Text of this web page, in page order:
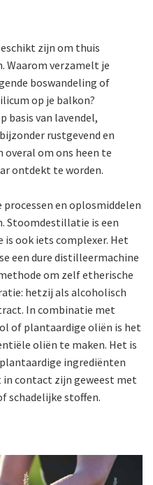
zijn om thuis
Waarom verzamelt je
boswandeling of
op je balkon?
basis van lavendel,
rustgevend en
overal om ons heen te
ontdekt te worden.
en oplosmiddelen
Stoomdestillatie is een
is ook iets complexer. Het
een dure distilleermachine
om zelf etherische
hetzij als alcoholisch
In combinatie met
of plantaardige oliën is het
oliën te maken. Het is
ingrediënten
contact zijn geweest met
schadelijke stoffen.